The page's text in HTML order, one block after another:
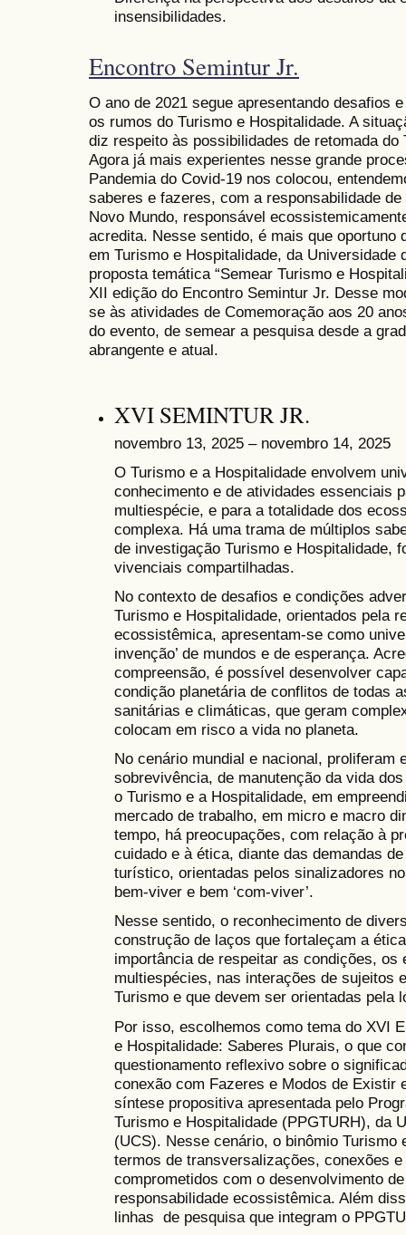
insensibilidades.
Encontro Semintur Jr.
O ano de 2021 segue apresentando desafios
os rumos do Turismo e Hospitalidade. A
diz respeito às possibilidades de retomada
Agora já mais experientes nesse grande
Pandemia do Covid-19 nos colocou,
saberes e fazeres, com a responsabilidade
Novo Mundo, responsável
acredita. Nesse sentido, é mais que oportuno
em Turismo e Hospitalidade, da Universidade
proposta temática “Semear Turismo e
XII edição do Encontro Semintur Jr. Desse
se às atividades de Comemoração aos 20
do evento, de semear a pesquisa desde a
abrangente e atual.
XVI SEMINTUR JR.
novembro 13, 2025 – novembro 14, 2025
O Turismo e a Hospitalidade envolvem
conhecimento e de atividades essenciais
multiespécie, e para a totalidade dos
complexa. Há uma trama de múltiplos
de investigação Turismo e Hospitalidade,
vivenciais compartilhadas.
No contexto de desafios e condições
Turismo e Hospitalidade, orientados pela
ecossistêmica, apresentam-se como
invenção’ de mundos e de esperança.
compreensão, é possível desenvolver
condição planetária de conflitos de todas
sanitárias e climáticas, que geram
colocam em risco a vida no planeta.
No cenário mundial e nacional, proliferam
sobrevivência, de manutenção da vida
o Turismo e a Hospitalidade, em
mercado de trabalho, em micro e macro
tempo, há preocupações, com relação à
cuidado e à ética, diante das demandas
turístico, orientadas pelos sinalizadores
bem-viver e bem ‘com-viver’.
Nesse sentido, o reconhecimento de
construção de laços que fortaleçam a
importância de respeitar as condições,
multiespécies, nas interações de sujeitos
Turismo e que devem ser orientadas pela
Por isso, escolhemos como tema do XVI
e Hospitalidade: Saberes Plurais, o que
questionamento reflexivo sobre o
conexão com Fazeres e Modos de Existir
síntese propositiva apresentada pelo
Turismo e Hospitalidade (PPGTURH), da
(UCS). Nesse cenário, o binômio Turismo
termos de transversalizações, conexões
comprometidos com o desenvolvimento
responsabilidade ecossistêmica. Além
linhas de pesquisa que integram o